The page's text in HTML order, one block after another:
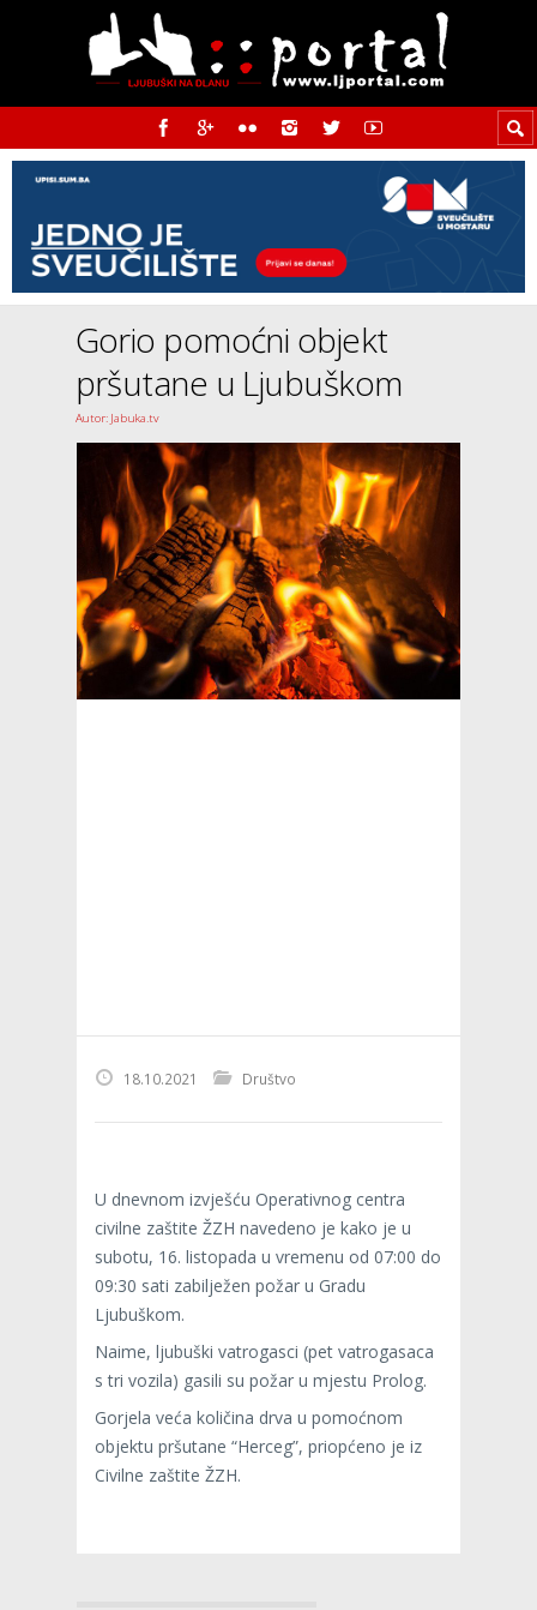
Gorio pomoćni objekt
pršutane u Ljubuškom
Autor: Jabuka.tv
18.10.2021 Društvo
U dnevnom izvješću Operativnog centra
civilne zaštite ŽZH navedeno je kako je u
subotu, 16. listopada u vremenu od 07:00 do
09:30 sati zabilježen požar u Gradu
Ljubuškom.
Naime, ljubuški vatrogasci (pet vatrogasaca
s tri vozila) gasili su požar u mjestu Prolog.
Gorjela veća količina drva u pomoćnom
objektu pršutane “Herceg”, priopćeno je iz
Civilne zaštite ŽZH.